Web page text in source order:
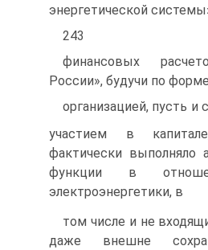
энергетической
243
финансовых
России», будучи по
организацией, пусть и
участием в
фактически выполняло
функции в
электроэнергетики, в
том числе и не
даже внешне